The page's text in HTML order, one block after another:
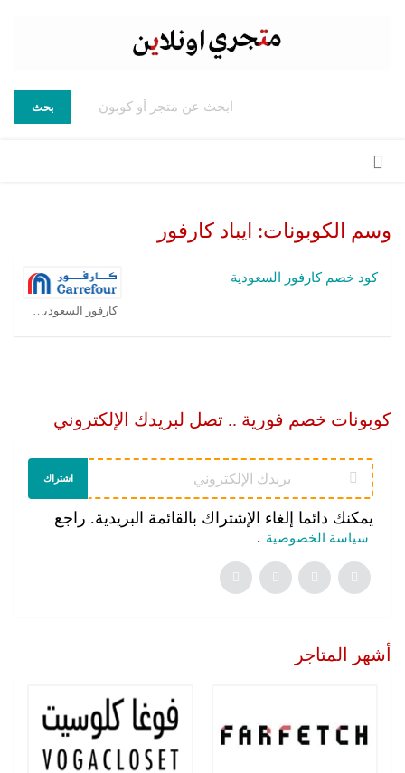
بحث
وسم الكوبونات: ايباد كارفور
كود خصم كارفور السعودية
كوبونات خصم فورية .. تصل لبريدك الإلكتروني
اشتراك
يمكنك دائما إلغاء الإشتراك بالقائمة البريدية. راجع
سياسة الخصوصية .
أشهر المتاجر